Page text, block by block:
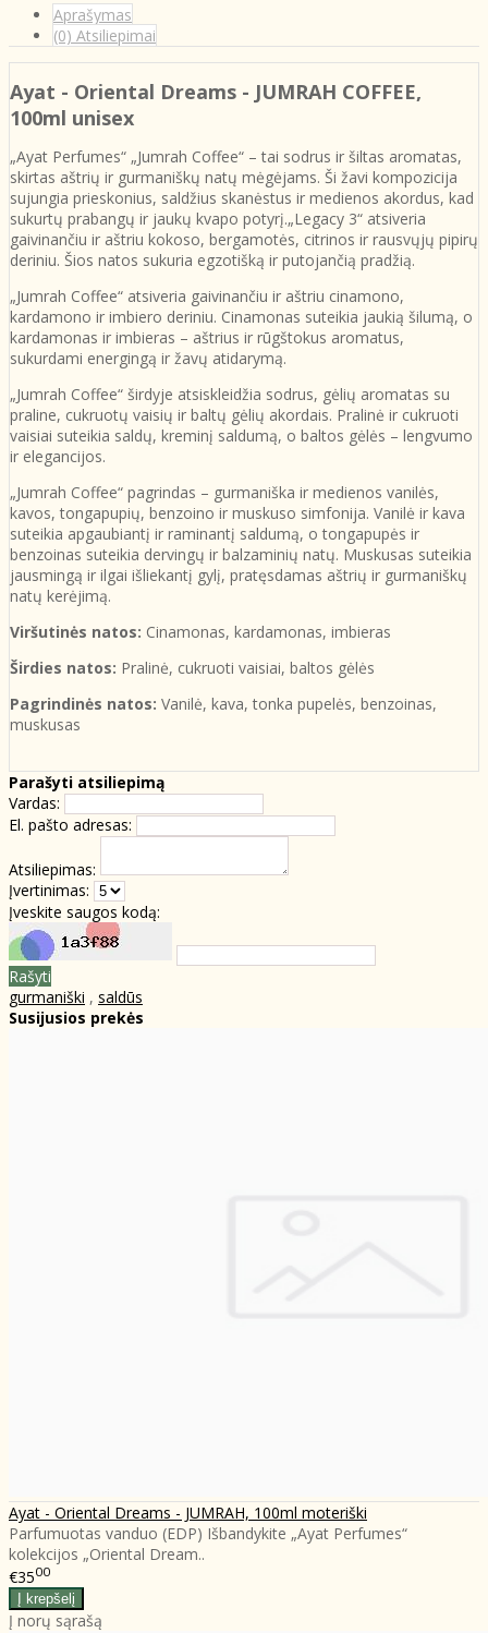
Aprašymas
(0) Atsiliepimai
Ayat - Oriental Dreams - JUMRAH COFFEE,
100ml unisex
„Ayat Perfumes“ „Jumrah Coffee“ – tai sodrus ir šiltas aromatas,
skirtas aštrių ir gurmaniškų natų mėgėjams. Ši žavi kompozicija
sujungia prieskonius, saldžius skanėstus ir medienos akordus, kad
sukurtų prabangų ir jaukų kvapo potyrį.„Legacy 3“ atsiveria
gaivinančiu ir aštriu kokoso, bergamotės, citrinos ir rausvųjų pipirų
deriniu. Šios natos sukuria egzotišką ir putojančią pradžią.
„Jumrah Coffee“ atsiveria gaivinančiu ir aštriu cinamono,
kardamono ir imbiero deriniu. Cinamonas suteikia jaukią šilumą, o
kardamonas ir imbieras – aštrius ir rūgštokus aromatus,
sukurdami energingą ir žavų atidarymą.
„Jumrah Coffee“ širdyje atsiskleidžia sodrus, gėlių aromatas su
praline, cukruotų vaisių ir baltų gėlių akordais. Pralinė ir cukruoti
vaisiai suteikia saldų, kreminį saldumą, o baltos gėlės – lengvumo
ir elegancijos.
„Jumrah Coffee“ pagrindas – gurmaniška ir medienos vanilės,
kavos, tongapupių, benzoino ir muskuso simfonija. Vanilė ir kava
suteikia apgaubiantį ir raminantį saldumą, o tongapupės ir
benzoinas suteikia dervingų ir balzaminių natų. Muskusas suteikia
jausmingą ir ilgai išliekantį gylį, pratęsdamas aštrių ir gurmaniškų
natų kerėjimą.
Viršutinės natos: Cinamonas, kardamonas, imbieras
Širdies natos: Pralinė, cukruoti vaisiai, baltos gėlės
Pagrindinės natos: Vanilė, kava, tonka pupelės, benzoinas,
muskusas
Parašyti atsiliepimą
Vardas:
El. pašto adresas:
Atsiliepimas:
Įvertinimas:
Įveskite saugos kodą:
Rašyti
gurmaniški , saldūs
Susijusios prekės
Ayat - Oriental Dreams - JUMRAH, 100ml moteriški
Parfumuotas vanduo (EDP) Išbandykite „Ayat Perfumes“
kolekcijos „Oriental Dream..
€3500
Į norų sąrašą